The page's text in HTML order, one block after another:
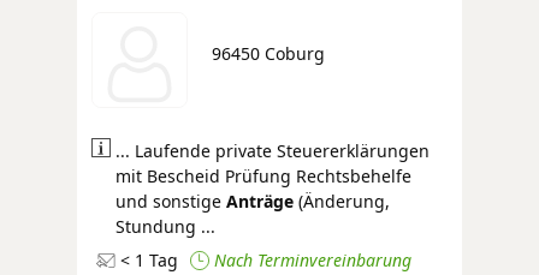
96450 Coburg
... Laufende private Steuererklärungen
mit Bescheid Prüfung Rechtsbehelfe
und sonstige Anträge (Änderung,
Stundung ...
< 1 Tag
Nach Terminvereinbarung